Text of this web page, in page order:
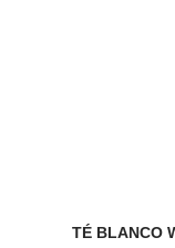
TÉ BLANCO